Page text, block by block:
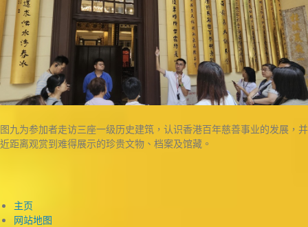
图九为参加者走访三座一级历史建筑，认识香港百年慈善事业的发展，并
近距离观赏到难得展示的珍贵文物、档案及馆藏。
主页
网站地图